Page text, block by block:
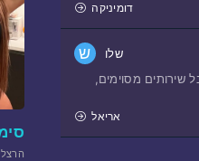
דומיניקה
ש שלו
שירותים מסוימים,
אריאל